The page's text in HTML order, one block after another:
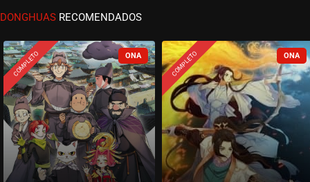
ASSISTIDO
EPISÓDIO 257
ASSISTIDO
EPISÓDIO 256
abril 26, 2023
EPISÓDIO 255
abril 19, 2023
DONGHUAS RECOMENDADOS
COMPLETO COMPLETO